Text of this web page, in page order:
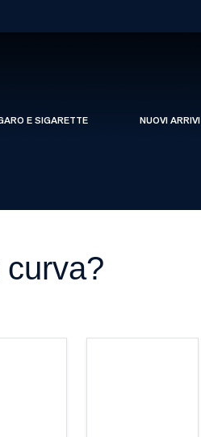
E SIGARETTE NUOVI ARRIVI
curva?